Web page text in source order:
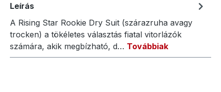
Leírás
A Rising Star Rookie Dry Suit (szárazruha avagy
trocken) a tökéletes választás fiatal vitorlázók
számára, akik megbízható, d… Továbbiak